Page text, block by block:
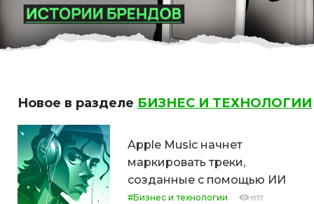
Новое в разделе БИЗНЕС И ТЕХНОЛОГИИ
Apple Music начнет
маркировать треки,
созданные с помощью ИИ
#Бизнес и технологии 1177